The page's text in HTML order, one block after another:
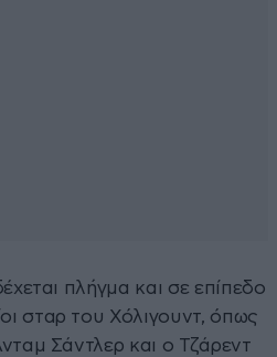
πλήγμα και σε επίπεδο
σταρ του Χόλιγουντ, όπως
Σάντλερ και ο Τζάρεντ